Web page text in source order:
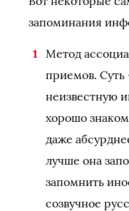
запоминания
Метод
приемов. Суть
неизвестную
хорошо
даже
лучше она
запомнить
созвучное